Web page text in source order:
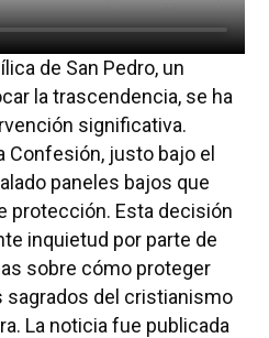
de San Pedro, un
la trascendencia, se ha
significativa.
Confesión, justo bajo el
paneles bajos que
protección. Esta decisión
inquietud por parte de
sobre cómo proteger
sagrados del cristianismo
La noticia fue publicada